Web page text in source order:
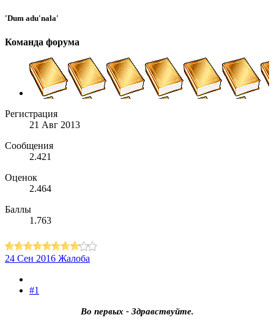
'Dum adu'nala'
Команда форума
Регистрация
21 Авг 2013
Сообщения
2.421
Оценок
2.464
Баллы
1.763
24 Сен 2016 Жалоба
#1
Во первых - Здравствуйте.